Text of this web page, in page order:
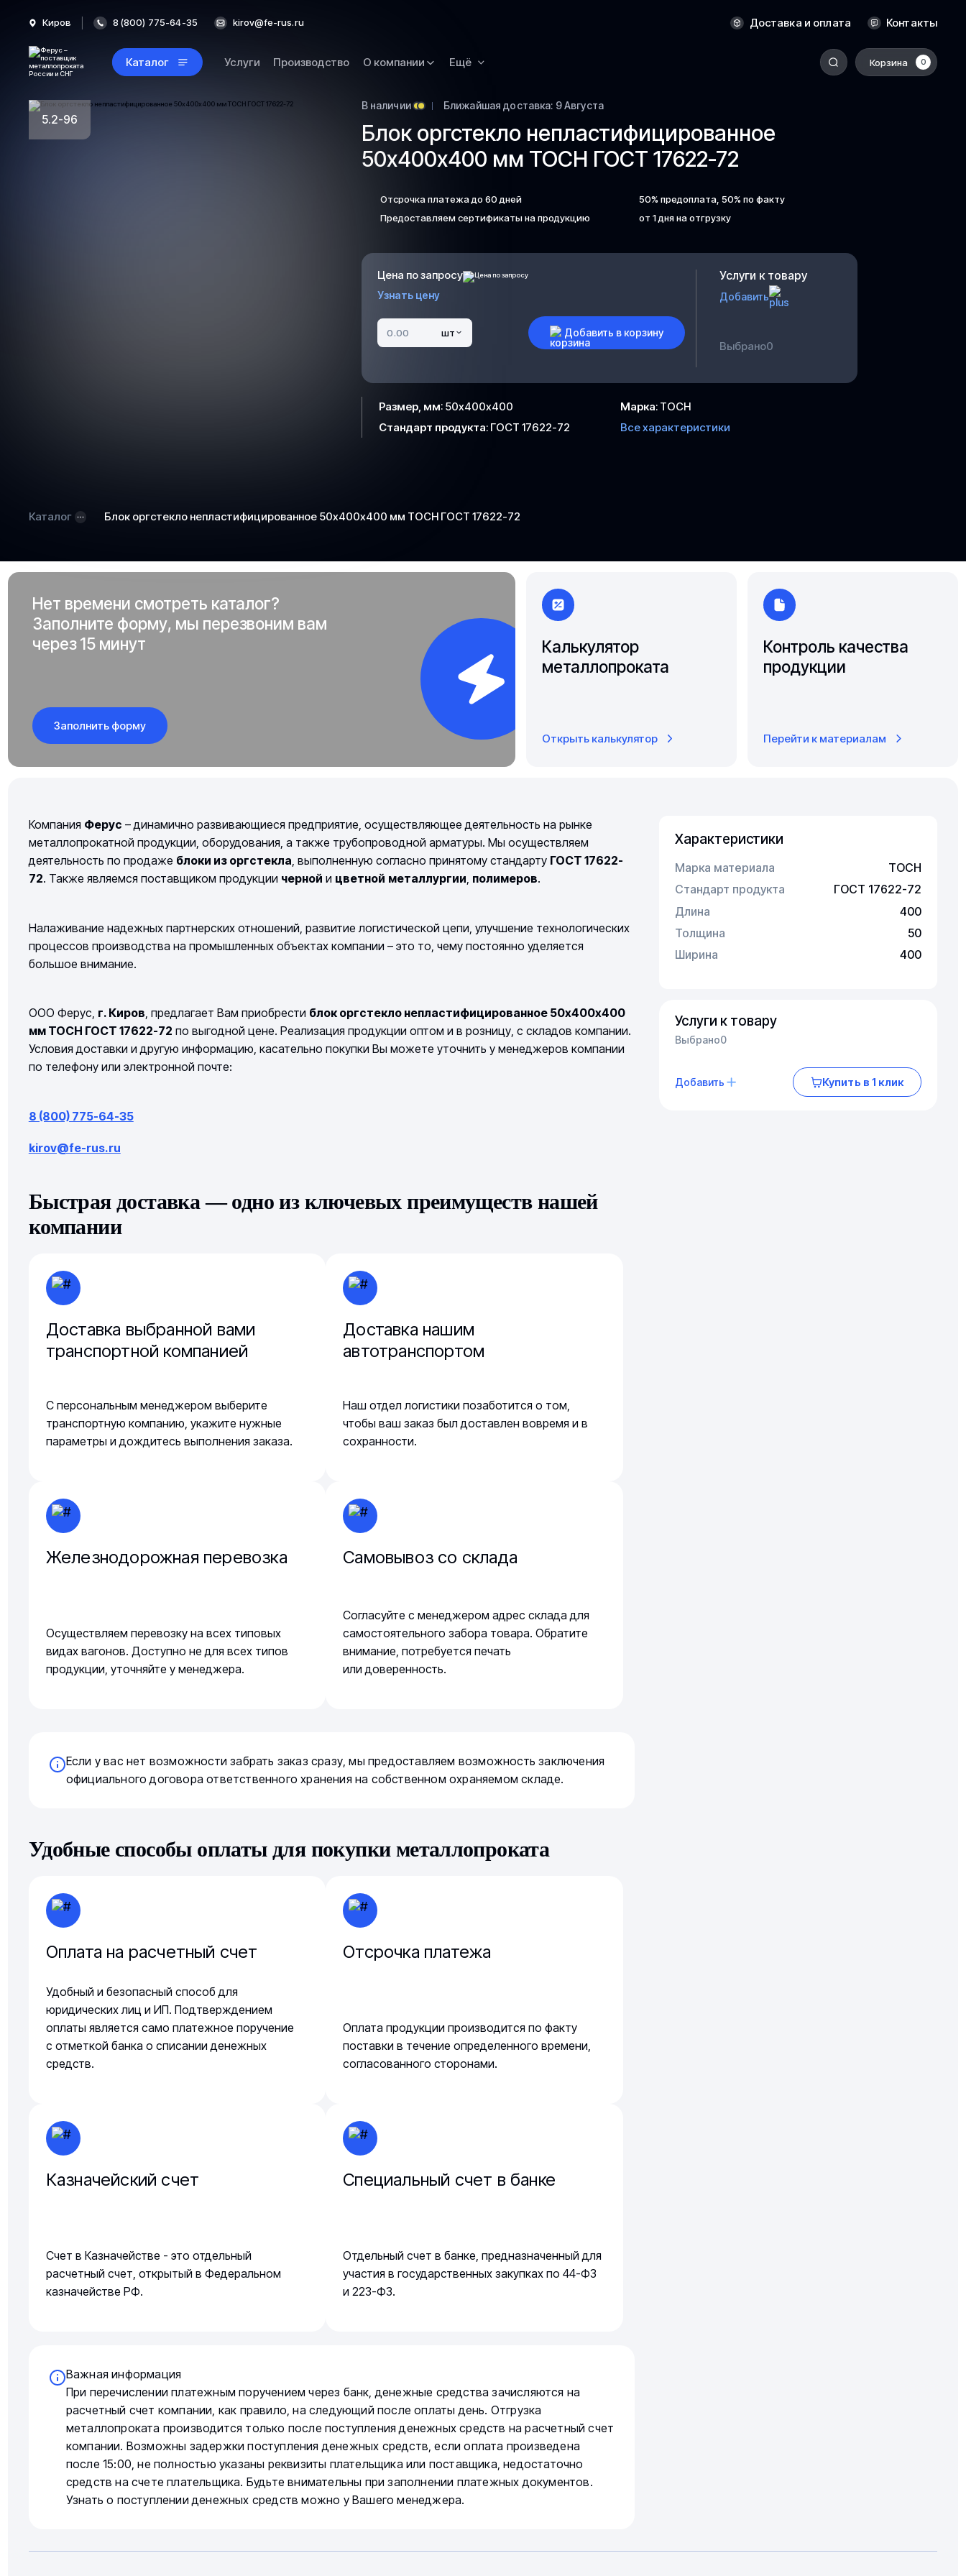
Киров 8 (800) 775-64-35 kirov@fe-rus.ru Доставка и оплата Контакты
Каталог Услуги Производство О компании Ещё Корзина 0
Оренбург
Ростов-на-Дону
Рязань
Самара
Саратов
Тула
Чита
Якутск
5.2-96
В наличии Ближайшая доставка: 9 Августа
Блок оргстекло непластифицированное
50х400х400 мм ТОСН ГОСТ 17622-72
Отсрочка платежа до 60 дней
50% предоплата, 50% по факту
Предоставляем сертификаты на продукцию
от 1 дня на отгрузку
Цена по запросу
Узнать цену
шт Добавить в корзину
Услуги к товару
Добавить
Выбрано0
Размер, мм: 50х400х400 Марка: ТОСН
Стандарт продукта: ГОСТ 17622-72 Все характеристики
Каталог Блок оргстекло непластифицированное 50х400х400 мм ТОСН ГОСТ 17622-72
Нет времени смотреть каталог?
Заполните форму, мы перезвоним вам
через 15 минут
Заполнить форму
Калькулятор
металлопроката
Открыть калькулятор
Контроль качества
продукции
Перейти к материалам
Компания Ферус – динамично развивающиеся предприятие, осуществляющее деятельность на рынке
металлопрокатной продукции, оборудования, а также трубопроводной арматуры. Мы осуществляем
деятельность по продаже блоки из оргстекла , выполненную согласно принятому стандарту ГОСТ 17622-
72. Также являемся поставщиком продукции черной и цветной металлургии полимеров.
Налаживание надежных партнерских отношений, развитие логистической цепи, улучшение технологических
процессов производства на промышленных объектах компании – это то, чему постоянно уделяется
большое внимание.
ООО Ферус, г. Киров, предлагает Вам приобрести блок оргстекло непластифицированное 50х400х400
мм ТОСН ГОСТ 17622-72 по выгодной цене. Реализация продукции оптом и в розницу, с складов компании.
Условия доставки и другую информацию, касательно покупки Вы можете уточнить у менеджеров компании
по телефону или электронной почте:
8 (800) 775-64-35
kirov@fe-rus.ru
Быстрая доставка — одно из ключевых преимуществ нашей
компании
Доставка выбранной вами
транспортной компанией
С персональным менеджером выберите
транспортную компанию, укажите нужные
параметры и дождитесь выполнения заказа.
Доставка нашим
автотранспортом
Наш отдел логистики позаботится о том,
чтобы ваш заказ был доставлен вовремя и в
сохранности.
Железнодорожная перевозка
Осуществляем перевозку на всех типовых
видах вагонов. Доступно не для всех типов
продукции, уточняйте у менеджера.
Самовывоз со склада
Согласуйте с менеджером адрес склада для
самостоятельного забора товара. Обратите
внимание, потребуется печать
или доверенность.
Если у вас нет возможности забрать заказ сразу, мы предоставляем возможность заключения
официального договора ответственного хранения на собственном охраняемом складе.
Удобные способы оплаты для покупки металлопроката
Оплата на расчетный счет
Удобный и безопасный способ для
юридических лиц и ИП. Подтверждением
оплаты является само платежное поручение
с отметкой банка о списании денежных
средств.
Отсрочка платежа
Оплата продукции производится по факту
поставки в течение определенного времени,
согласованного сторонами.
Казначейский счет
Счет в Казначействе - это отдельный
расчетный счет, открытый в Федеральном
казначействе РФ.
Специальный счет в банке
Отдельный счет в банке, предназначенный для
участия в государственных закупках по 44-ФЗ
и 223-ФЗ.
Важная информация
При перечислении платежным поручением через банк, денежные средства зачисляются на
расчетный счет компании, как правило, на следующий после оплаты день. Отгрузка
металлопроката производится только после поступления денежных средств на расчетный счет
компании. Возможны задержки поступления денежных средств, если оплата произведена
после 15:00, не полностью указаны реквизиты плательщика или поставщика, недостаточно
средств на счете плательщика. Будьте внимательны при заполнении платежных документов.
Узнать о поступлении денежных средств можно у Вашего менеджера.
Характеристики
Марка материала
ТОСН
Стандарт продукта
ГОСТ 17622-72
Длина
400
Толщина
50
Ширина
400
Услуги к товару
Выбрано0
Добавить Купить в 1 клик